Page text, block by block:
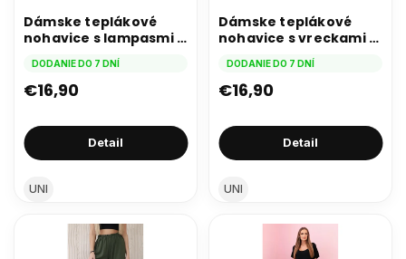
Dámske teplákové
nohavice s lampasmi a
viazaním v páse khaki
DODANIE DO 7 DNÍ
€16,90
Detail
UNI
Dámske teplákové
nohavice s vreckami a
viazaním v páse, ťavie
DODANIE DO 7 DNÍ
€16,90
Detail
UNI